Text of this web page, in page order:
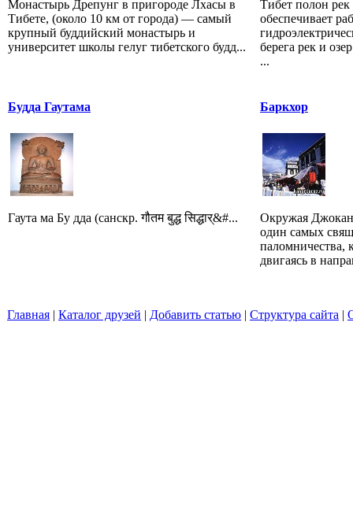
Монастырь Дрепунг в пригороде Лхасы в
Тибете, (около 10 км от города) — самый
крупный буддийский монастырь и
университет школы гелуг тибетского будд...
Тибет полон рек
обеспечивает
берега рек и
...
Будда Гаутама
Гаута ма Бу дда (санскр. गौतम बुद्ध सिद्धार्&#...
Баркхор
Окружая
один самых
паломничества,
двигаясь в
Главная | Каталог друзей | Добавить статью | Структура сайта |